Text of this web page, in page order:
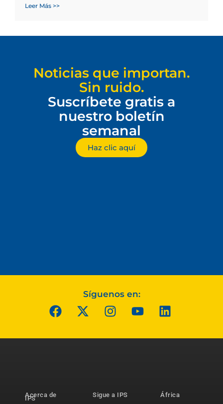
Leer Más >>
Noticias que importan.
Sin ruido.
Suscríbete gratis a
nuestro boletín
semanal
Haz clic aquí
Síguenos en:
Acerca de
IPS
Sigue a IPS
África